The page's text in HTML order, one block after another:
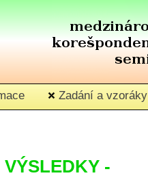
Zadání a vzoráky
VÝSLEDKY -